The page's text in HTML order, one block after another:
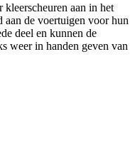
aan in het
de voertuigen voor hun
deel en kunnen de
weer in handen geven van